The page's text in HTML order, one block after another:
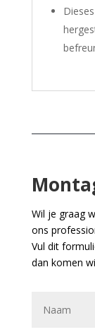
Wil je graag
ons
Vul dit
dan komen